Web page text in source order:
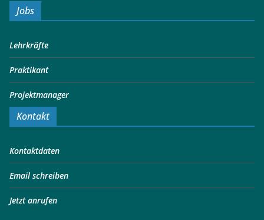
Jobs
Lehrkräfte
Praktikant
Projektmanager
Kontakt
Kontaktdaten
Email schreiben
Jetzt anrufen